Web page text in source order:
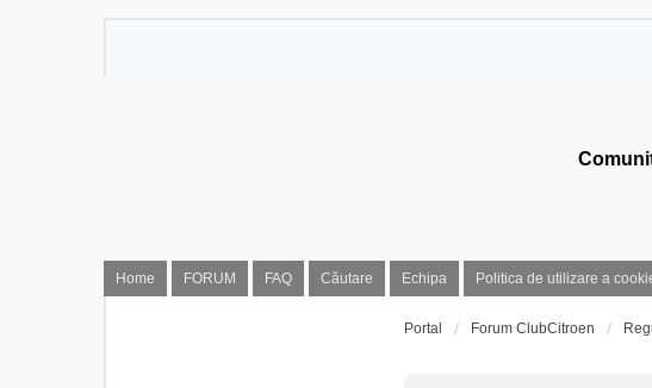
Home FORUM FAQ Căutare Echipa Politica de utilizare a
Portal Forum ClubCitroen